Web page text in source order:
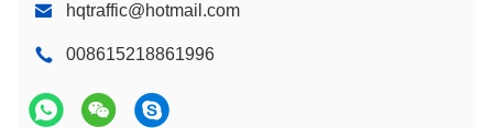
hqtraffic@hotmail.com
008615218861996